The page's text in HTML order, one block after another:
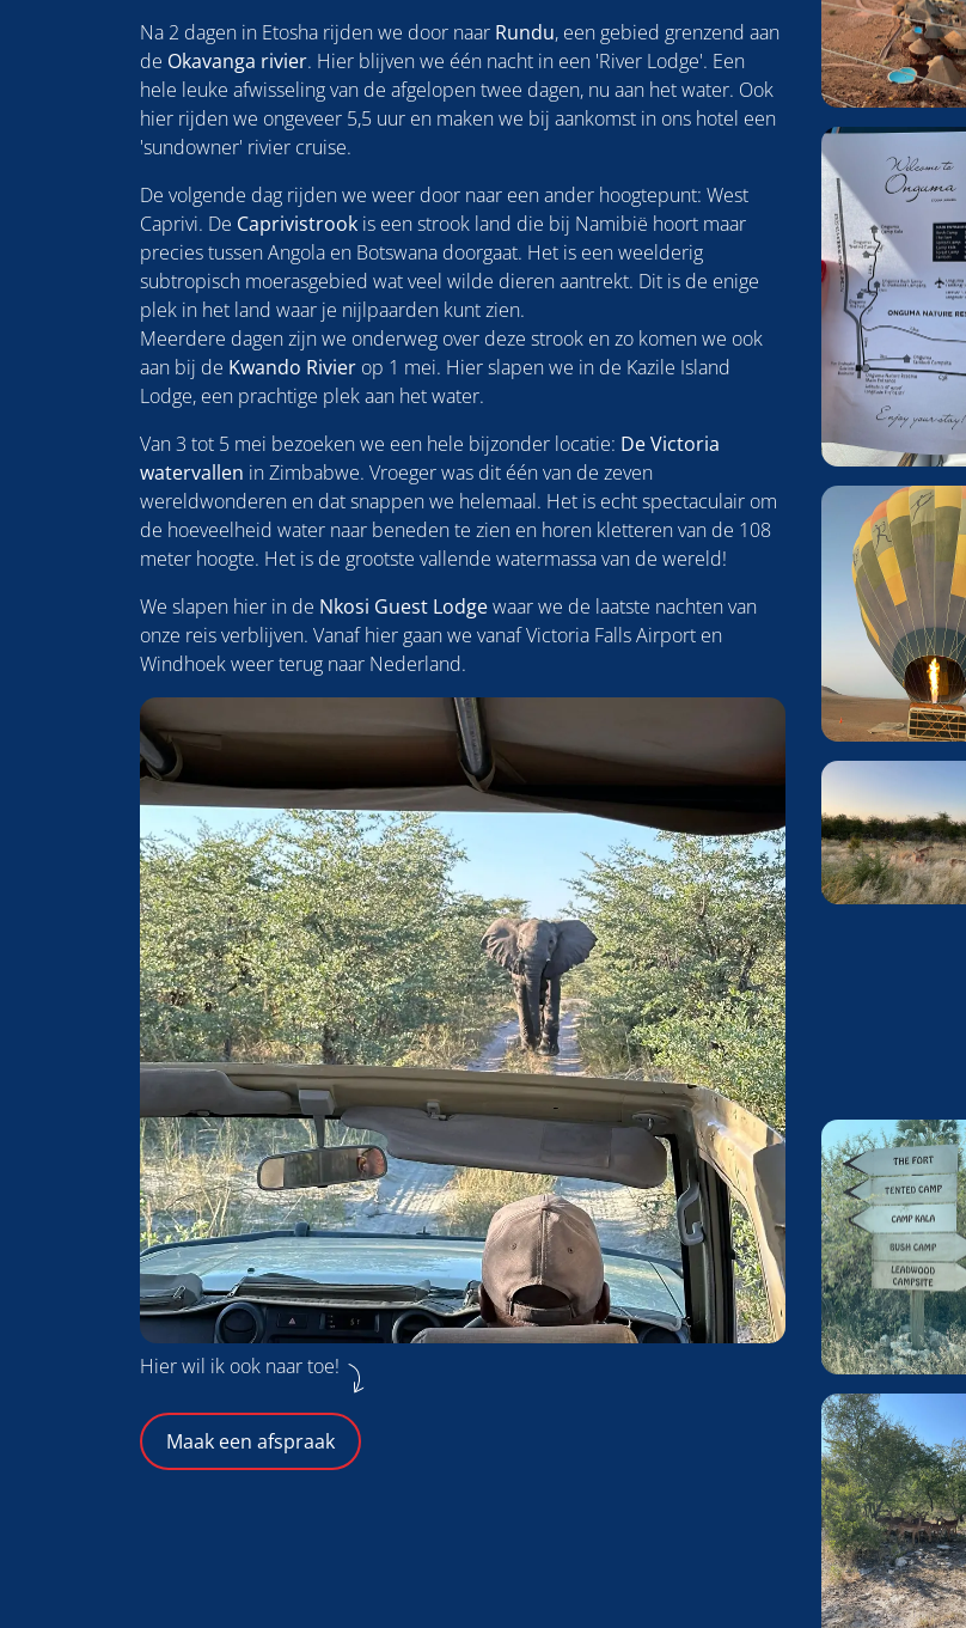
Na 2 dagen in Etosha rijden we door naar Rundu, een gebied grenzend aan
de Okavanga rivier. Hier blijven we één nacht in een 'River Lodge'. Een
hele leuke afwisseling van de afgelopen twee dagen, nu aan het water. Ook
hier rijden we ongeveer 5,5 uur en maken we bij aankomst in ons hotel een
'sundowner' rivier cruise.
De volgende dag rijden we weer door naar een ander hoogtepunt: West
Caprivi. De Caprivistrook is een strook land die bij Namibië hoort maar
precies tussen Angola en Botswana doorgaat. Het is een weelderig
subtropisch moerasgebied wat veel wilde dieren aantrekt. Dit is de enige
plek in het land waar je nijlpaarden kunt zien.
Meerdere dagen zijn we onderweg over deze strook en zo komen we ook
aan bij de Kwando Rivier op 1 mei. Hier slapen we in de Kazile Island
Lodge, een prachtige plek aan het water.
Van 3 tot 5 mei bezoeken we een hele bijzonder locatie: De Victoria
watervallen in Zimbabwe. Vroeger was dit één van de zeven
wereldwonderen en dat snappen we helemaal. Het is echt spectaculair om
de hoeveelheid water naar beneden te zien en horen kletteren van de 108
meter hoogte. Het is de grootste vallende watermassa van de wereld!
We slapen hier in de Nkosi Guest Lodgewaar we de laatste nachten van
onze reis verblijven. Vanaf hier gaan we vanaf Victoria Falls Airport en
Windhoek weer terug naar Nederland.
Hier wil ik ook naar toe!
Maak een afspraak